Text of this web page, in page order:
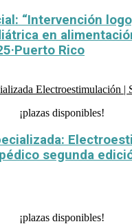
“Intervención
en
Rico
¡plazas disponibles!
segunda
¡plazas disponibles!